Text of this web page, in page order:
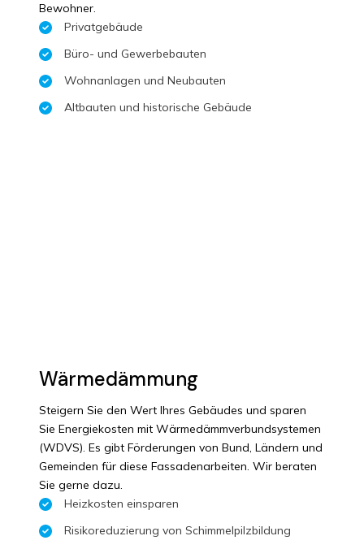
Bewohner.
Privatgebäude
Büro- und Gewerbebauten
Wohnanlagen und Neubauten
Altbauten und historische Gebäude
Wärmedämmung
Steigern Sie den Wert Ihres Gebäudes und sparen
Sie Energiekosten mit Wärmedämmverbundsystemen
(WDVS). Es gibt Förderungen von Bund, Ländern und
Gemeinden für diese Fassadenarbeiten. Wir beraten
Sie gerne dazu.
Heizkosten einsparen
Risikoreduzierung von Schimmelpilzbildung